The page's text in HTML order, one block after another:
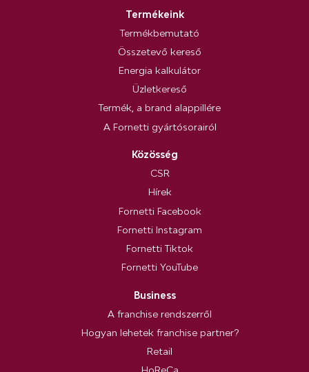
Termékeink
Termékbemutató
Összetevő kereső
Energia kalkulátor
Üzletkereső
Termék, a brand alappillére
A Fornetti gyártósorairól
Közösség
CSR
Hírek
Fornetti Facebook
Fornetti Instagram
Fornetti Tiktok
Fornetti YouTube
Business
A franchise rendszerről
Hogyan lehetek franchise partner?
Retail